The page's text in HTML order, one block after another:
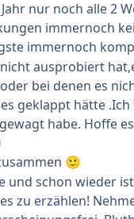
nur noch alle 2
immernoch
immernoch
ausprobiert
bei denen es
geklappt hätte
habe. Hoffe
🙂
und schon wieder
zu erzählen!